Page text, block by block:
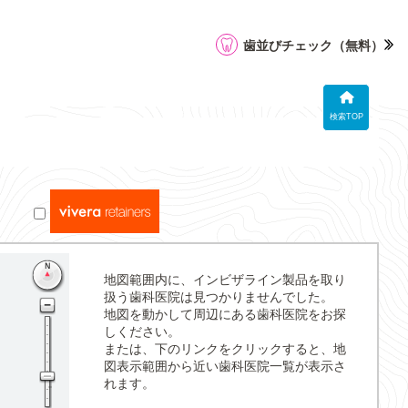
検索TOP
歯並びチェック （無料）
地図範囲内に、インビザライン製品を取り
扱う歯科医院は見つかりませんでした。
地図を動かして周辺にある歯科医院をお探
しください。
または、下のリンクをクリックすると、地
図表示範囲から近い歯科医院一覧が表示さ
れます。